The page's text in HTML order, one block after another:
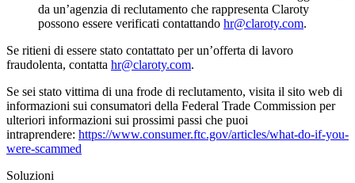
da un’agenzia di reclutamento che rappresenta Claroty
possono essere verificati contattando hr@claroty.com.
Se ritieni di essere stato contattato per un’offerta di lavoro
fraudolenta, contatta hr@claroty.com.
Se sei stato vittima di una frode di reclutamento, visita il sito web di
informazioni sui consumatori della Federal Trade Commission per
ulteriori informazioni sui prossimi passi che puoi
intraprendere: https://www.consumer.ftc.gov/articles/what-do-if-you-
were-scammed
Soluzioni